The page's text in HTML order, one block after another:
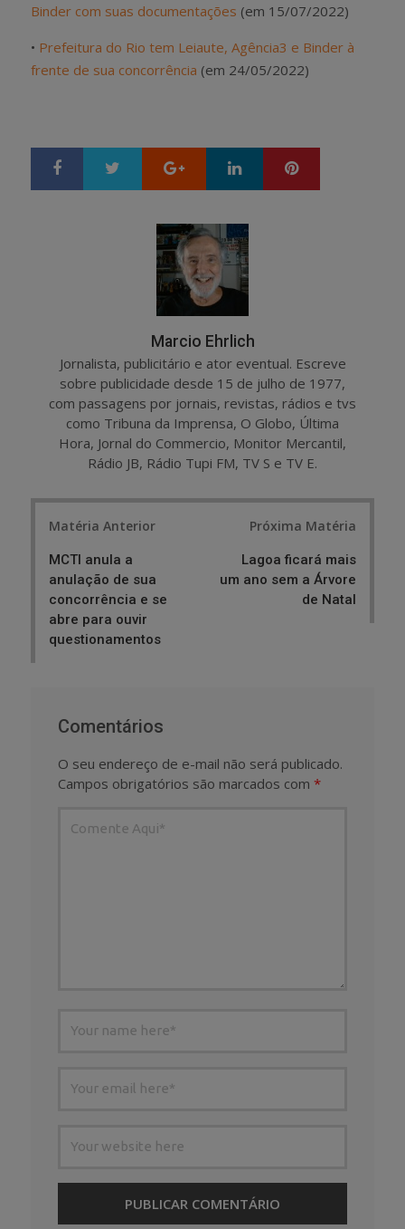
Binder com suas documentações (em 15/07/2022)
• Prefeitura do Rio tem Leiaute, Agência3 e Binder à
frente de sua concorrência (em 24/05/2022)
Google+ LinkedIn
Marcio Ehrlich
Jornalista, publicitário e ator eventual. Escreve
sobre publicidade desde 15 de julho de 1977,
com passagens por jornais, revistas, rádios e tvs
como Tribuna da Imprensa, O Globo, Última
Hora, Jornal do Commercio, Monitor Mercantil,
Rádio JB, Rádio Tupi FM, TV S e TV E.
Matéria Anterior
MCTI anula a
anulação de sua
concorrência e se
abre para ouvir
questionamentos
Próxima Matéria
Lagoa ficará mais
um ano sem a Árvore
de Natal
Comentários
O seu endereço de e-mail não será publicado.
Campos obrigatórios são marcados com *